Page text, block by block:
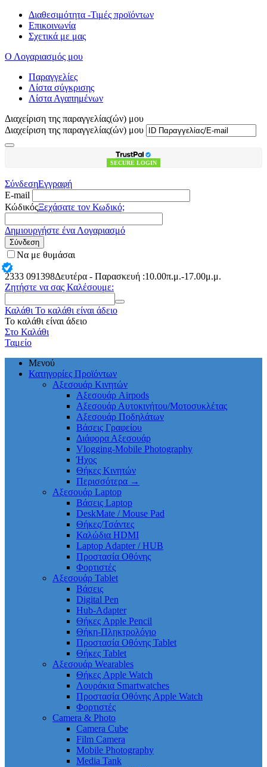
Διαθεσιμότητα -Τιμές προϊόντων
Επικοινωνία
Σχετικά με μας
Ο Λογαριασμός μου
Παραγγελίες
Λίστα σύγκρισης
Λίστα Αγαπημένων
Διαχείριση της παραγγελίας(ών) μου
Διαχείριση της παραγγελίας(ών) μου
SECURE LOGIN
ΣύνδεσηΕγγραφή
E-mail
ΚώδικόςΞεχάσατε τον Κωδικό;
Δημιουργήστε ένα Λογαριασμό
Σύνδεση
Να με θυμάσαι
2333 091398Δευτέρα - Παρασκευή :10.00π.μ.-17.00μ.μ.
Ζητήστε να σας Καλέσουμε:
Καλάθι Το καλάθι είναι άδειο
Το καλάθι είναι άδειο
Στο Καλάθι
Ταμείο
Μενού
Κατηγορίες Προϊόντων
Αξεσουάρ Κινητών
Αξεσουάρ Airpods
Αξεσουάρ Αυτοκινήτου/Μοτοσυκλέτας
Αξεσουάρ Ποδηλάτων
Βάσεις Γραφείου
Διάφορα Αξεσουάρ
Vlogging-Mobile Photography
Ήχος
Θήκες Κινητών
Περισσότερα →
Αξεσουάρ Laptop
Βάσεις Laptop
DeskMate / Mouse Pad
Θήκες/Τσάντες
Καλώδια HDMI
Laptop Adapter / HUB
Προστασία Οθόνης
Φορτιστές
Αξεσουάρ Tablet
Βάσεις
Digital Pen
Hub-Adapter
Θήκες Apple Pencil
Θήκη-Πληκτρολόγιο
Προστασία Οθόνης Tablet
Θήκες Tablet
Αξεσουάρ Wearables
Θήκες Apple Watch
Λουράκια Smartwatches
Προστασία Οθόνης Apple Watch
Φορτιστές
Camera & Photo
Camera Cube
Film Camera
Mobile Photography
Media Tank